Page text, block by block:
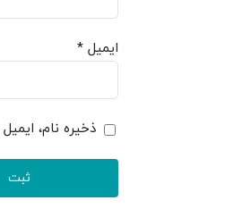
ایمیل *
ذخیره نام،